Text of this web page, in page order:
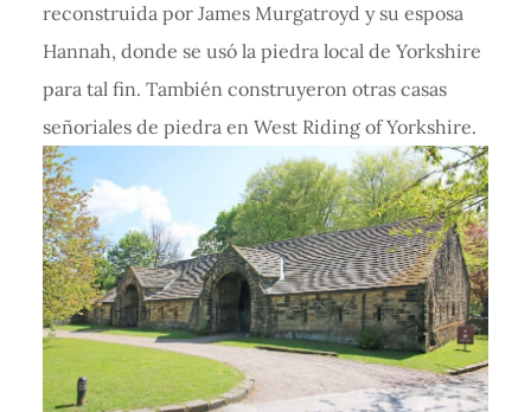
reconstruida por James Murgatroyd y su esposa
Hannah, donde se usó la piedra local de Yorkshire
para tal fin. También construyeron otras casas
señoriales de piedra en West Riding of Yorkshire.